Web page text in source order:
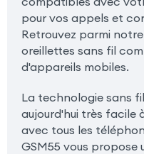
pour vos appels et
Retrouvez parmi
oreillettes sans fil
d'appareils mobiles.
La technologie sans
aujourd'hui très facile
avec tous les
GSM55 vous propose